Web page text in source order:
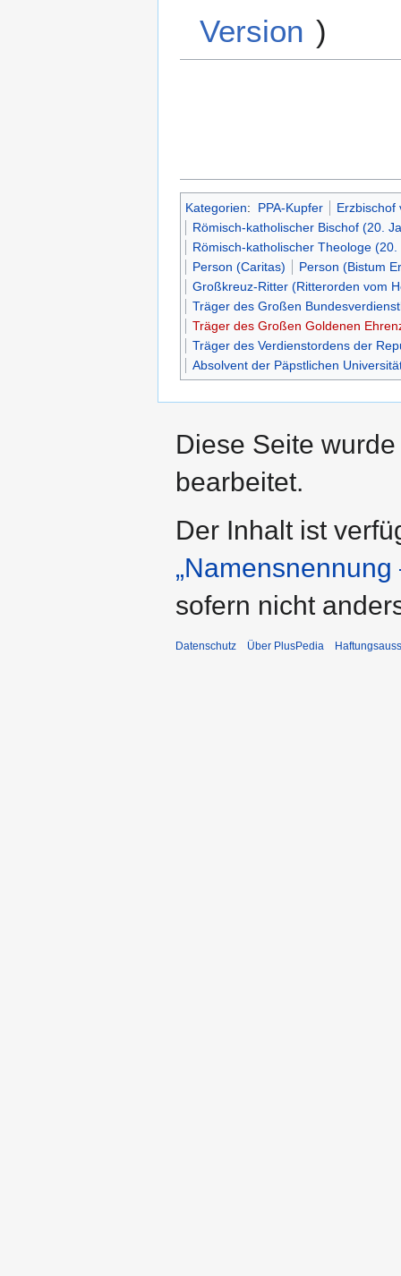
Version )
Kategorien: PPA-Kupfer
Erzbischof
Römisch-katholischer Bischof (20.
Römisch-katholischer Theologe
Person (Caritas)
Person (Bistum
Großkreuz-Ritter (Ritterorden vom
Träger des Großen
Träger des Großen Goldenen
Träger des Verdienstordens der
Absolvent der Päpstlichen
Diese Seite
bearbeitet.
Der Inhalt ist
sofern nicht
Datenschutz Über PlusPedia